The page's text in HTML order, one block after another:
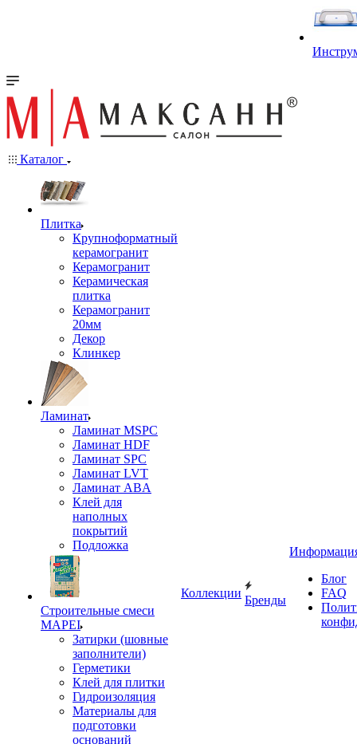
Каталог
Плитка
Крупноформатный
керамогранит
Керамогранит
Керамическая
плитка
Керамогранит
20мм
Декор
Клинкер
Ламинат
Ламинат MSPC
Ламинат HDF
Ламинат SPC
Ламинат LVT
Ламинат ABA
Клей для
наполных
покрытий
Подложка
Строительные смеси
MAPEI
Затирки (шовные
заполнители)
Герметики
Клей для плитки
Гидроизоляция
Материалы для
подготовки
оснований
Коллекции
Бренды
Блог
FAQ